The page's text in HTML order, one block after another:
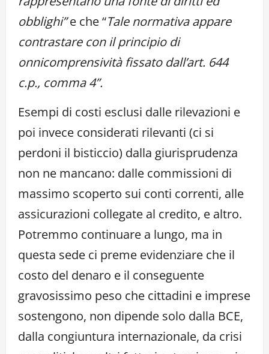
obblighi”e che “Tale normativa appare
contrastare con il principio di
onnicomprensività fissato dall’art. 644
c.p., comma 4”.
Esempi di costi esclusi dalle rilevazioni e
poi invece considerati rilevanti (ci si
perdoni il bisticcio) dalla giurisprudenza
non ne mancano: dalle commissioni di
massimo scoperto sui conti correnti, alle
assicurazioni collegate al credito, e altro.
Potremmo continuare a lungo, ma in
questa sede ci preme evidenziare che il
costo del denaro e il conseguente
gravosissimo peso che cittadini e imprese
sostengono, non dipende solo dalla BCE,
dalla congiuntura internazionale, da crisi